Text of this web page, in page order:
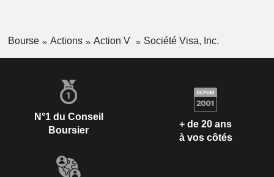
Bourse Actions Action V Société Visa, Inc.
N°1 du Conseil
Boursier
+ de 20 ans
à vos côtés